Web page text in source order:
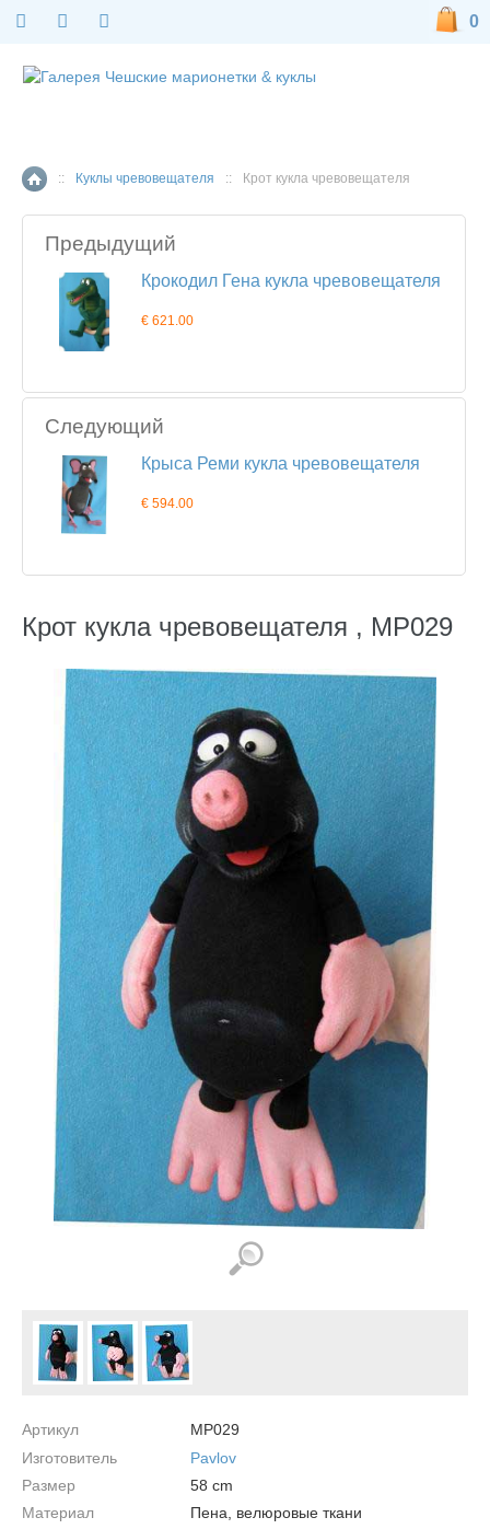
Главная страница
:: Куклы чревовещателя :: Крот кукла чревовещателя
Предыдущий
Крокодил Гена кукла чревовещателя
€ 621.00
Следующий
Крыса Реми кукла чревовещателя
€ 594.00
Крот кукла чревовещателя , MP029
Артикул
MP029
Изготовитель
Pavlov
Размер
58 cm
Материал
Пена, велюровые ткани
0